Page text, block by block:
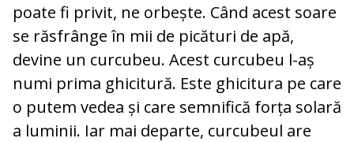
poate fi privit, ne orbește. Când acest soare
se răsfrânge în mii de picături de apă,
devine un curcubeu. Acest curcubeu l-aș
numi prima ghicitură. Este ghicitura pe care
o putem vedea și care semnifică forța solară
a luminii. Iar mai departe, curcubeul are